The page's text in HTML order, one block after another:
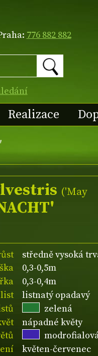
776 882 882
Realizace
('May
středně vysoká
0,3-0,5m
0,3-0,4m
listnatý opadavý
zelená
nápadné květy
květen-červenec